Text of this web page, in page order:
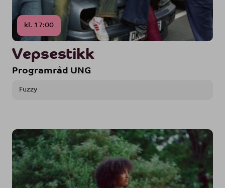
kl. 17:00
Vepsestikk
Programråd UNG
Fuzzy